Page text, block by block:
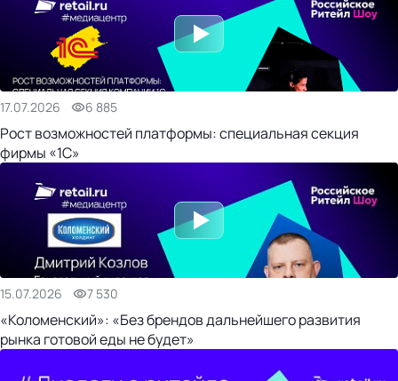
17.07.2026 6 885
Рост возможностей платформы: специальная секция
фирмы «1С»
15.07.2026 7 530
«Коломенский»: «Без брендов дальнейшего развития
рынка готовой еды не будет»